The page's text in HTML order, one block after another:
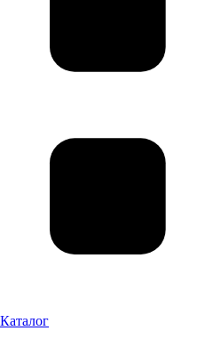
Каталог